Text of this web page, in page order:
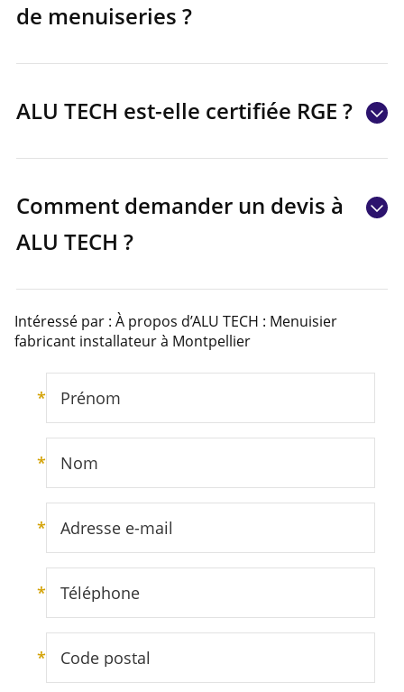
de menuiseries ?
ALU TECH est-elle certifiée RGE ?
Comment demander un devis à
ALU TECH ?
Intéressé par : À propos d’ALU TECH : Menuisier
fabricant installateur à Montpellier
* Prénom
* Nom
* Adresse e-mail
* Téléphone
* Code postal